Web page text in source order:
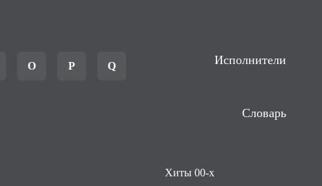
O P Q Исполнители
Словарь
Хиты 00-х